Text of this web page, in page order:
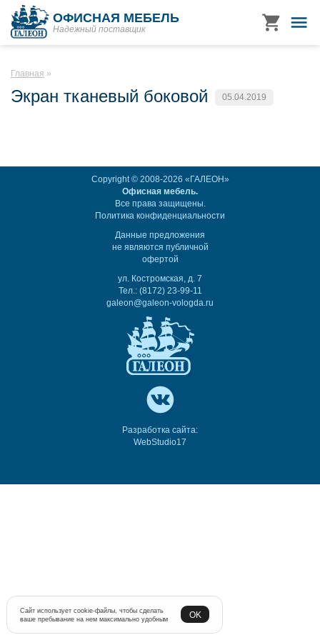
ОФИСНАЯ МЕБЕЛЬ
Надежный поставщик
Главная
Экран тканевый боковой 05.04.2019
Copyright © 2008-2026 «ГАЛЕОН»
Офисная мебель.
Все права защищены.
Политика конфиденциальности
Данные предложения
не являются публичной
офертой
ул. Костромская, д. 7
Тел.: (8172) 23-99-11
galeon@galeon-vologda.ru
Разработка сайта:
WebStudio17
Сайт использует cookie-файлы, чтобы сделать
ваше пребывание на нем максимально удобным
OK